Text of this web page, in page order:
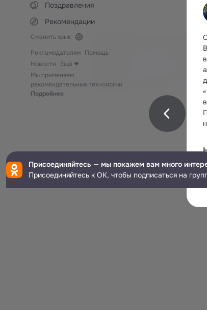
Поздравления
Рекомендации
Сменить язык
Рекламодателям Помощь
Новости
Ещё
Мы применяем
рекомендательные технологии
Подробнее
Присоединяйтесь — мы покажем вам много
Присоединяйтесь к ОК, чтобы подписаться на